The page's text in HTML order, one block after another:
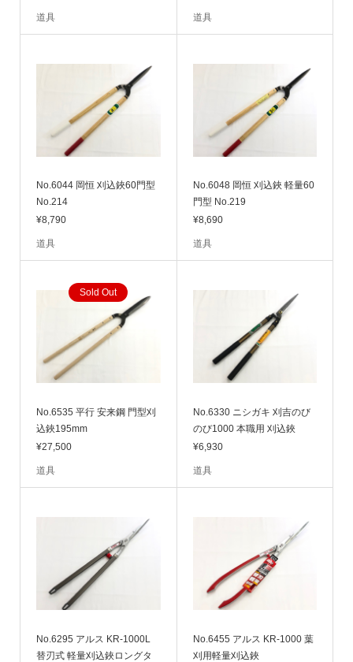
道具 道具
No.6044 岡恒 刈込鋏60門型
No.214
¥8,790
道具
No.6048 岡恒 刈込鋏 軽量60
門型 No.219
¥8,690
道具
Sold Out
No.6535 平行 安来鋼 門型刈
込鋏195mm
¥27,500
道具
No.6330 ニシガキ 刈吉のび
のび1000 本職用 刈込鋏
¥6,930
道具
No.6295 アルス KR-1000L
替刃式 軽量刈込鋏ロングタ
No.6455 アルス KR-1000 葉
刈用軽量刈込鋏